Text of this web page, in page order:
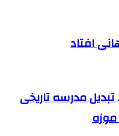
افتاد
مدرسه تاریخی